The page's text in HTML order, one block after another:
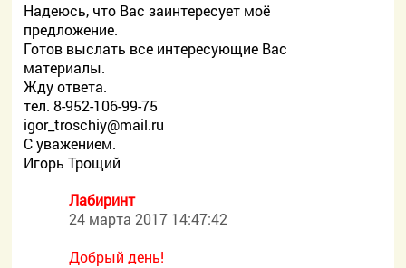
Надеюсь, что Вас заинтересует моё
предложение.
Готов выслать все интересующие Вас
материалы.
Жду ответа.
тел. 8-952-106-99-75
igor_troschiy@mail.ru
С уважением.
Игорь Трощий
Лабиринт
24 марта 2017 14:47:42
Добрый день!